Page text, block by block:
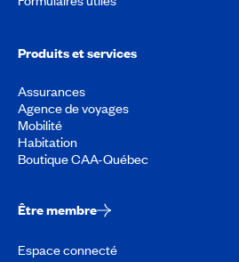
Produits et services
Assurances
Agence de voyages
Mobilité
Habitation
Boutique CAA-Québec
Être membre
Espace connecté